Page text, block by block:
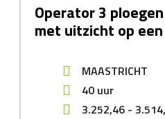
Operator 3
met uitzicht op
MAASTRICHT
40 uur
3.252,46 -